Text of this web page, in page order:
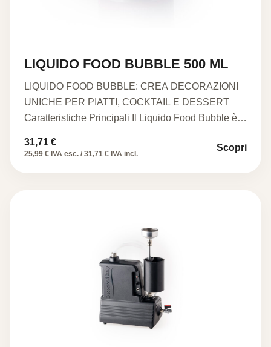
LIQUIDO FOOD BUBBLE 500 ML
LIQUIDO FOOD BUBBLE: CREA DECORAZIONI
UNICHE PER PIATTI, COCKTAIL E DESSERT
Caratteristiche Principali Il Liquido Food Bubble è…
31,71 €
25,99 € IVA esc. / 31,71 € IVA incl.
Scopri